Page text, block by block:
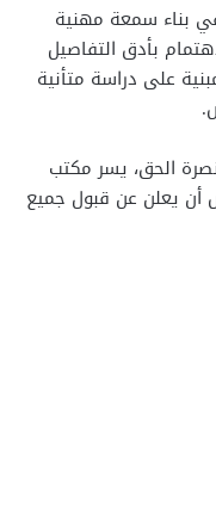
بناء سمعة مهنية
بأدق التفاصيل
على دراسة متأنية
الحق، يسر مكتب
أن يعلن عن قبول جميع